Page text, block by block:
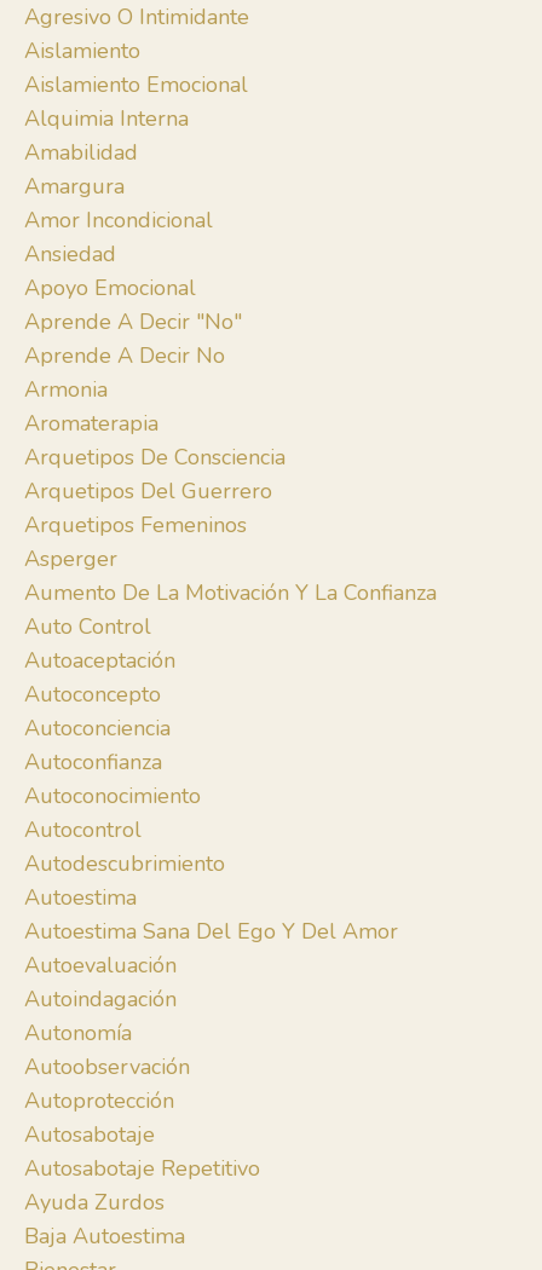
Agresivo O Intimidante
Aislamiento
Aislamiento Emocional
Alquimia Interna
Amabilidad
Amargura
Amor Incondicional
Ansiedad
Apoyo Emocional
Aprende A Decir "no"
Aprende A Decir No
Armonia
Aromaterapia
Arquetipos De Consciencia
Arquetipos Del Guerrero
Arquetipos Femeninos
Asperger
Aumento De La Motivación Y La Confianza
Auto Control
Autoaceptación
Autoconcepto
Autoconciencia
Autoconfianza
Autoconocimiento
Autocontrol
Autodescubrimiento
Autoestima
Autoestima Sana Del Ego Y Del Amor
Autoevaluación
Autoindagación
Autonomía
Autoobservación
Autoprotección
Autosabotaje
Autosabotaje Repetitivo
Ayuda Zurdos
Baja Autoestima